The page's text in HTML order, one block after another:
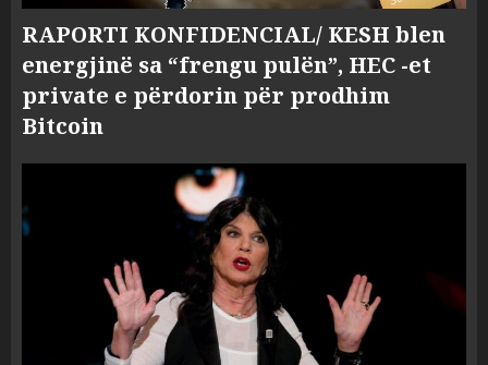
RAPORTI KONFIDENCIAL/ KESH blen
energjinë sa “frengu pulën”, HEC -et
private e përdorin për prodhim
Bitcoin